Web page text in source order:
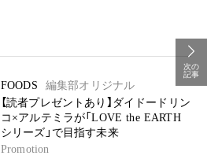
FOODS
編集部オリジナル
【読者プレゼントあり】ダイドードリン
コ×アルテミラが「LOVE the EARTH
シリーズ」で目指す未来
Promotion
次の
記事